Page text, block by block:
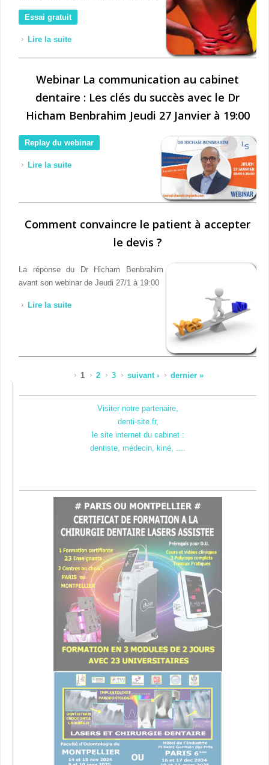
Essai gratuit
Lire la suite
Webinar La communication au cabinet
dentaire : Les clés du succès avec le Dr
Hicham Benbrahim Jeudi 27 Janvier à 19:00
Replay du webinar
Lire la suite de Webinar La communication au cabinet dentaire :
Les clés du succès avec le Dr Hicham Benbrahim
Comment convaincre le patient à accepter
le devis ?
La réponse du Dr Hicham Benbrahim
avant son webinar de Jeudi 27/1 à 19:00
Lire la suite de Comment convaincre le patient à accepter le
1 2 3 suivant › dernier »
Visiter notre partenaire,
denti-site.fr,
le site internet du cabinet :
dentiste, médecin, kiné, ....